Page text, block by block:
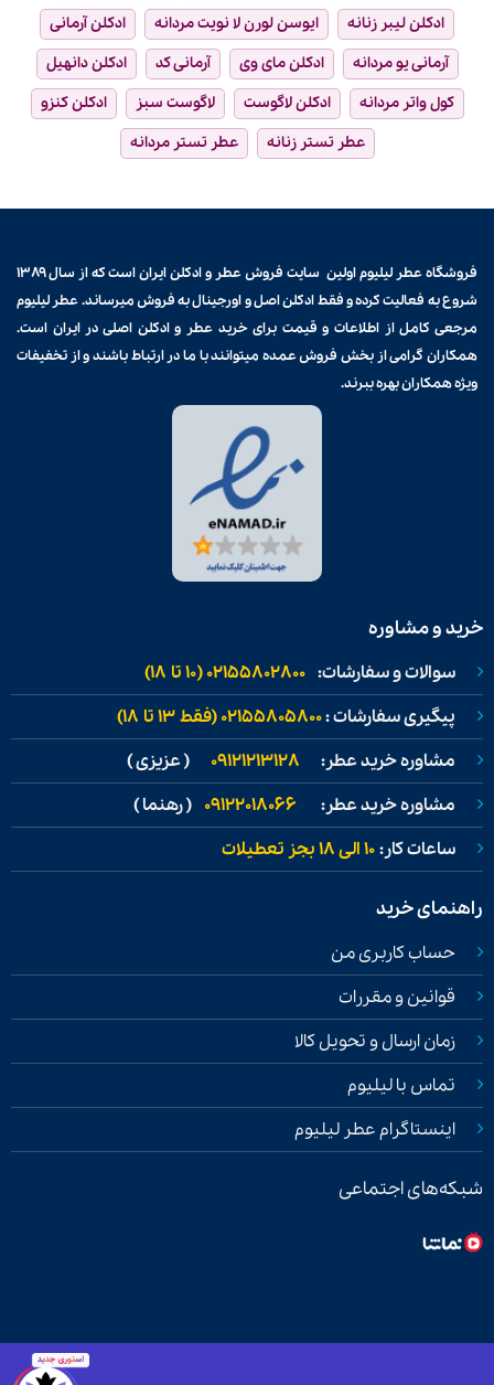
ادکلن لیبر زنانه
ایوسن لورن لا نویت مردانه
ادکلن آرمانی
آرمانی یو مردانه
ادکلن مای وی آرمانی کد
ادکلن دانهیل
کول واتر مردانه
ادکلن لاگوست لاگوست سبز
ادکلن کنزو
عطر تستر زنانه
عطر تستر مردانه
فروشگاه عطر لیلیوم اولین سایت فروشعطر و ادکلن
ایران است که از سال ۱۳۸۹
شروع به فعالیت کرده و فقط ادکلن اصل و اورجینال به فروش میرساند. عطر لیلیوم
مرجعی کامل از اطلاعات و قیمت برایخرید عطر و ادکلن اصلی در ایران است.
همکاران گرامی از بخش فروش عمده میتوانند با ما در ارتباط باشند و از تخفیفات
ویژه همکاران بهره ببرند.
خرید و مشاوره
سوالات و سفارشات: 02155802800 (۱۰ تا ۱۸)
پیگیری سفارشات :02155805800 (فقط ۱۳ تا ۱۸)
مشاوره خرید عطر: 09121213128 ( عزیزی )
مشاوره خرید عطر: 09122018066 ( رهنما )
ساعات کار:۱۰ الی ۱۸ بجز تعطیلات
راهنمای خرید
حساب کاربری من
قوانین و مقررات
زمان ارسال و تحویل کالا
تماس با لیلیوم
اینستاگرام عطر لیلیوم
شبکه‌های اجتماعی